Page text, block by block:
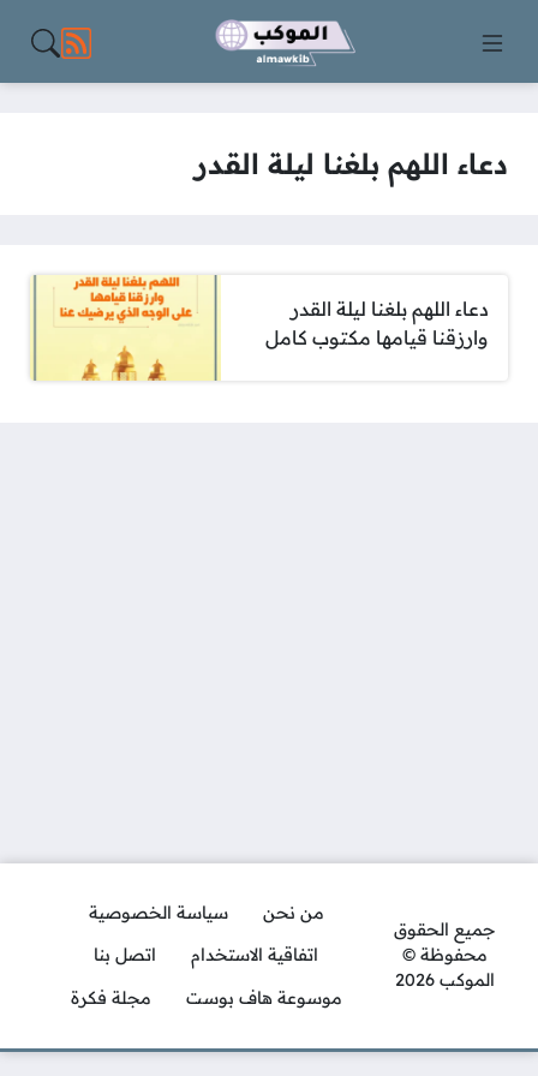
مواقع
دعاء اللهم بلغنا ليلة القدر
دعاء اللهم بلغنا ليلة القدر
وارزقنا قيامها مكتوب كامل
جميع الحقوق
محفوظة ©
الموكب 2026
من نحن
سياسة الخصوصية
اتفاقية الاستخدام
اتصل بنا
موسوعة هاف بوست
مجلة فكرة